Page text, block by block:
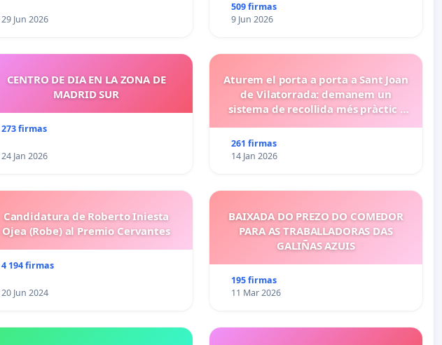
29 Jun 2026
509 firmas
9 Jun 2026
CENTRO DE DIA EN LA ZONA DE
MADRID SUR
273 firmas
24 Jan 2026
Aturem el porta a porta a Sant Joan
de Vilatorrada: demanem un
sistema de recollida més pràctic i
261 firmas
14 Jan 2026
Candidatura de Roberto Iniesta
Ojea (Robe) al Premio Cervantes
4 194 firmas
20 Jun 2024
BAIXADA DO PREZO DO COMEDOR
PARA AS TRABALLADORAS DAS
GALIÑAS AZUIS
195 firmas
11 Mar 2026